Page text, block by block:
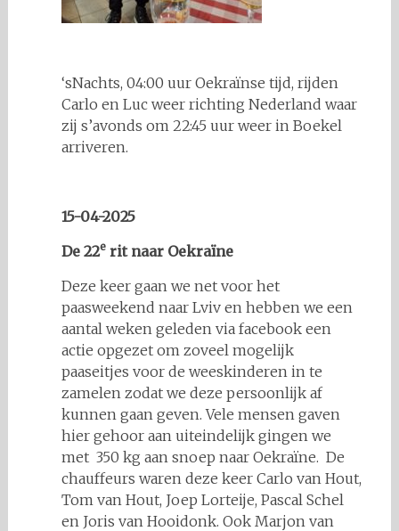
‘sNachts, 04:00 uur Oekraïnse tijd, rijden
Carlo en Luc weer richting Nederland waar
zij s’avonds om 22:45 uur weer in Boekel
arriveren.
15-04-2025
De 22erit naar Oekraïne
Deze keer gaan we net voor het
paasweekend naar Lviv en hebben we een
aantal weken geleden via facebook een
actie opgezet om zoveel mogelijk
paaseitjes voor de weeskinderen in te
zamelen zodat we deze persoonlijk af
kunnen gaan geven. Vele mensen gaven
hier gehoor aan uiteindelijk gingen we
met 350 kg aan snoep naar Oekraïne. De
chauffeurs waren deze keer Carlo van Hout,
Tom van Hout, Joep Lorteije, Pascal Schel
en Joris van Hooidonk. Ook Marjon van